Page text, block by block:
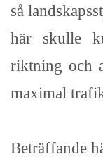
så
här skulle
riktning och
maximal
Beträffande